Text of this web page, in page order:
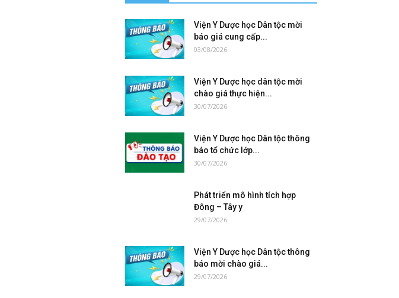
Viện Y Dược học Dân tộc mời
báo giá cung cấp...
03/08/2026
Viện Y Dược học dân tộc mời
chào giá thực hiện...
30/07/2026
Viện Y Dược học Dân tộc thông
báo tổ chức lớp...
30/07/2026
Phát triển mô hình tích hợp
Đông – Tây y
29/07/2026
Viện Y Dược học Dân tộc thông
báo mời chào giá...
29/07/2026